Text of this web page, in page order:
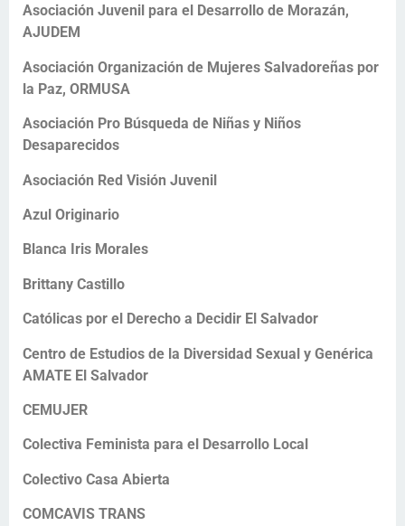
Asociación Juvenil para el Desarrollo de Morazán,
AJUDEM
Asociación Organización de Mujeres Salvadoreñas por
la Paz, ORMUSA
Asociación Pro Búsqueda de Niñas y Niños
Desaparecidos
Asociación Red Visión Juvenil
Azul Originario
Blanca Iris Morales
Brittany Castillo
Católicas por el Derecho a Decidir El Salvador
Centro de Estudios de la Diversidad Sexual y Genérica
AMATE El Salvador
CEMUJER
Colectiva Feminista para el Desarrollo Local
Colectivo Casa Abierta
COMCAVIS TRANS